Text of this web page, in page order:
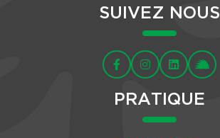
SUIVEZ NOUS
PRATIQUE